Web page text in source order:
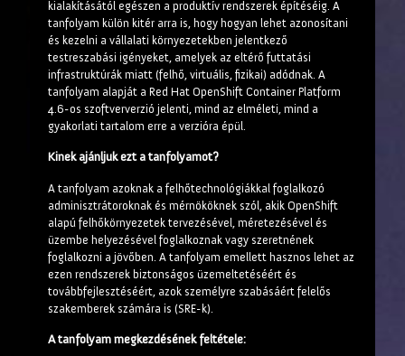
kialakításától egészen a produktív rendszerek építéséig. A
tanfolyam külön kitér arra is, hogy hogyan lehet azonosítani
és kezelni a vállalati környezetekben jelentkező
testreszabási igényeket, amelyek az eltérő futtatási
infrastruktúrák miatt (felhő, virtuális, fizikai) adódnak. A
tanfolyam alapját a Red Hat OpenShift Container Platform
4.6-os szoftververzió jelenti, mind az elméleti, mind a
gyakorlati tartalom erre a verzióra épül.
Kinek ajánljuk ezt a tanfolyamot?
A tanfolyam azoknak a felhőtechnológiákkal foglalkozó
adminisztrátoroknak és mérnököknek szól, akik OpenShift
alapú felhőkörnyezetek tervezésével, méretezésével és
üzembe helyezésével foglalkoznak vagy szeretnének
foglalkozni a jövőben. A tanfolyam emellett hasznos lehet az
ezen rendszerek biztonságos üzemeltetéséért és
továbbfejlesztéséért, azok személyre szabásáért felelős
szakemberek számára is (SRE-k).
A tanfolyam megkezdésének feltétele: